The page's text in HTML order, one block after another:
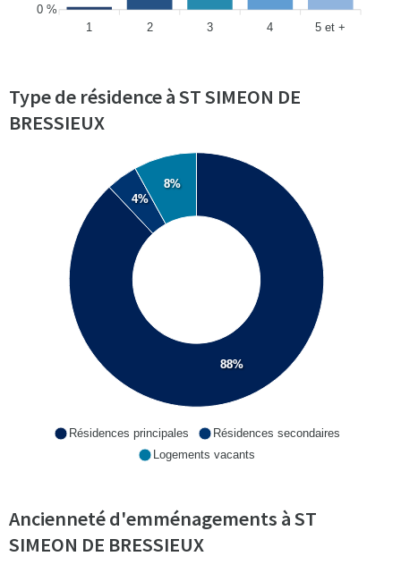
0 %
1
2 3 4 5 et +
Type de résidence à ST SIMEON DE
BRESSIEUX
88%
4%
8%
Résidences principales
Résidences secondaires
Logements vacants
Ancienneté d'emménagements à ST
SIMEON DE BRESSIEUX